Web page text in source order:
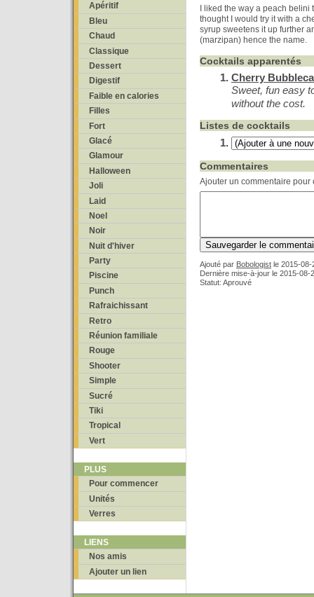
Apéritif
Bleu
Chaud
Classique
Dessert
Digestif
Faible en calories
Filles
Fort
Glacé
Glamour
Halloween
Joli
Laid
Noel
Noir
Nuit d'hiver
Party
Piscine
Punch
Rafraichissant
Retro
Réunion familiale
Rouge
Shooter
Simple
Sucré
Tiki
Tropical
Vert
PLUS
Pour commencer
Unités
Verres
LIENS
Nos amis
Ajouter un lien
I liked the way a peach
thought I would try it with a
syrup sweetens it up further
(marzipan) hence the name.
Cocktails apparentés
Cherry
Sweet, fun easy
without the cost.
Listes de cocktails
Commentaires
Ajouter un commentaire pour
Ajouté par Bobologist le 2015-08-
Dernière mise-à-jour le 2015-08-
Statut: Aprouvé